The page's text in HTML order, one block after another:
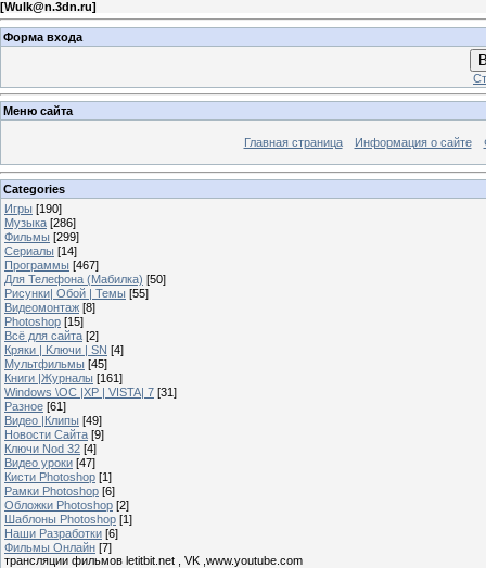
[Wulk@n.3dn.ru]
Форма входа
Меню сайта
Главная страница Информация о сайте
Categories
Игры [190]
Музыка [286]
Фильмы [299]
Сериалы [14]
Программы [467]
Для Телефона (Мабилка) [50]
Рисунки| Обой | Темы [55]
Видеомонтаж [8]
Photoshop [15]
Всё для сайта [2]
Кряки | Kлючи | SN [4]
Мультфильмы [45]
Книги |Журналы [161]
Windows \OC |XP | VISTA| 7 [31]
Разное [61]
Видео |Клипы [49]
Новости Сайта [9]
Ключи Nod 32 [4]
Видео уроки [47]
Кисти Photoshop [1]
Рамки Photoshop [6]
Обложки Photoshop [2]
Шаблоны Photoshop [1]
Наши Разработки [6]
Фильмы Онлайн [7]
трансляции фильмов letitbit.net , VK ,www.youtube.com